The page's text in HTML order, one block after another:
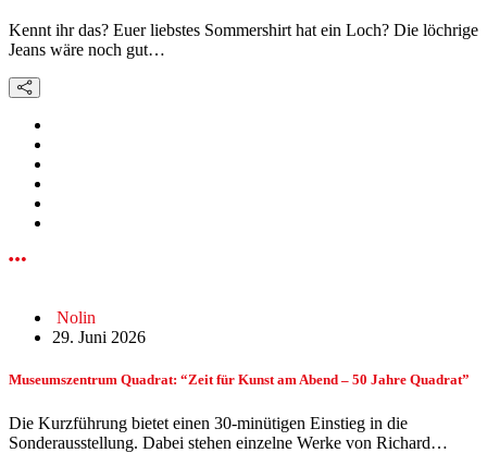
Kennt ihr das? Euer liebstes Sommershirt hat ein Loch? Die löchrige
Jeans wäre noch gut…
Nolin
29. Juni 2026
Museumszentrum Quadrat: “Zeit für Kunst am Abend – 50 Jahre Quadrat”
Die Kurzführung bietet einen 30-minütigen Einstieg in die
Sonderausstellung. Dabei stehen einzelne Werke von Richard…